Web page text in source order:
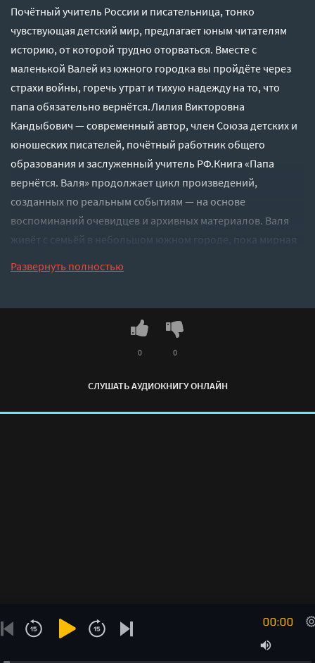
Почётный учитель России и писательница, тонко
чувствующая детский мир, предлагает юным читателям
историю, от которой трудно оторваться. Вместе с
маленькой Валей из южного городка вы пройдёте через
страхи войны, горечь утрат и тихую надежду на то, что
папа обязательно вернётся.Лилия Викторовна
Кандыбович — современный автор, член Союза детских и
юношеских писателей, почётный работник общего
образования и заслуженный учитель РФ.Книга «Папа
вернётся. Валя» продолжает цикл произведений,
созданных по реальным событиям — на основе
воспоминаний очевидцев и архивных материалов. Валя
живёт с семьёй в небольшом южном городе, пока мирная
Слушать аудиокнигу "Папа вернётся. Валя - Кандыбович
Лилия" онлайн бесплатно без регистрации - полная
Развернуть полностью
СЛУШАТЬ АУДИОКНИГУ ОНЛАЙН
0 0
00:00